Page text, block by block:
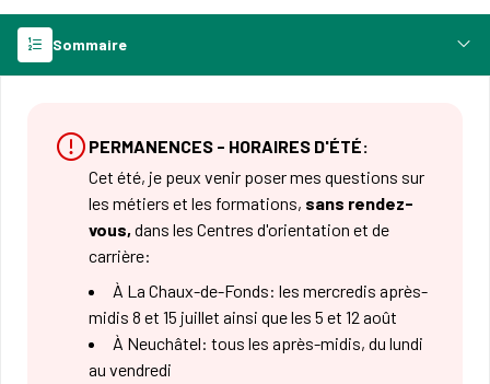
Sommaire
PERMANENCES - HORAIRES D'ÉTÉ:
Cet été, je peux venir poser mes questions sur
les métiers et les formations, sans rendez-
vous, dans les Centres d'orientation et de
carrière:
À La Chaux-de-Fonds: les mercredis après-
midis 8 et 15 juillet ainsi que les 5 et 12 août
À Neuchâtel: tous les après-midis, du lundi
au vendredi